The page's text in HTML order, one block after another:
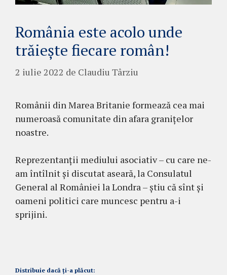
România este acolo unde
trăiește fiecare român!
2 iulie 2022 de Claudiu Târziu
Românii din Marea Britanie formează cea mai
numeroasă comunitate din afara granițelor
noastre.
Reprezentanții mediului asociativ – cu care ne-
am întîlnit și discutat aseară, la Consulatul
General al României la Londra – știu că sînt și
oameni politici care muncesc pentru a-i
sprijini.
Distribuie dacă ți-a plăcut: